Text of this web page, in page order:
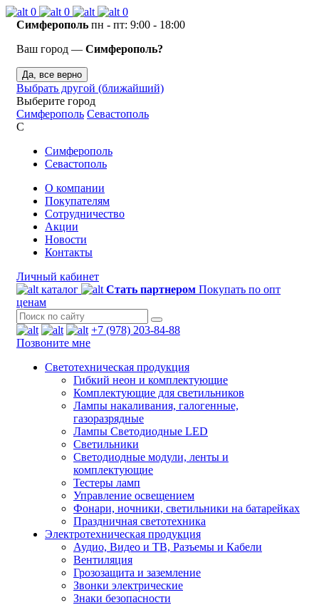
0 0
0
Симферополь пн - пт: 9:00 - 18:00
Ваш город — Симферополь?
Да, все верно
Выбрать другой (ближайший)
Выберите город
Симферополь Севастополь
С
Симферополь
Севастополь
О компании
Покупателям
Сотрудничество
Акции
Новости
Контакты
Личный кабинет
каталог
Стать партнером Покупать по опт
ценам
+7 (978) 203-84-88
Позвоните мне
Светотехническая продукция
Гибкий неон и комплектующие
Комплектующие для светильников
Лампы накаливания, галогенные,
газоразрядные
Лампы Светодиодные LED
Светильники
Светодиодные модули, ленты и
комплектующие
Тестеры ламп
Управление освещением
Фонари, ночники, светильники на батарейках
Праздничная светотехника
Электротехническая продукция
Аудио, Видео и ТВ, Разъемы и Кабели
Вентиляция
Грозозащита и заземление
Звонки электрические
Знаки безопасности